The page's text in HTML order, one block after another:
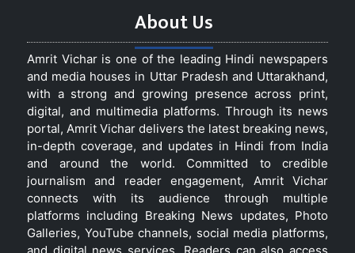
About Us
Amrit Vichar is one of the leading Hindi newspapers
and media houses in Uttar Pradesh and Uttarakhand,
with a strong and growing presence across print,
digital, and multimedia platforms. Through its news
portal, Amrit Vichar delivers the latest breaking news,
in-depth coverage, and updates in Hindi from India
and around the world. Committed to credible
journalism and reader engagement, Amrit Vichar
connects with its audience through multiple
platforms including Breaking News updates, Photo
Galleries, YouTube channels, social media platforms,
and digital news services. Readers can also access